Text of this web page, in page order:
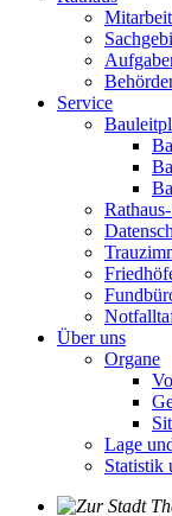
Service
Über uns
Organe
Lage
Statistik